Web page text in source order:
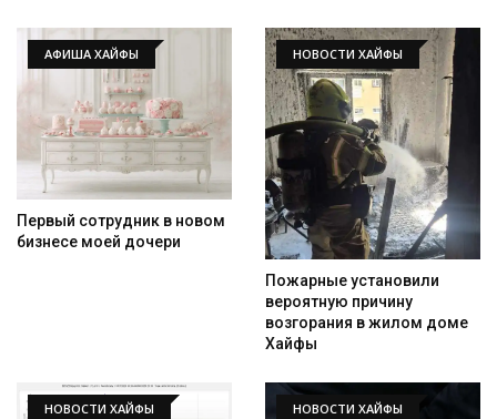
АФИША ХАЙФЫ
Первый сотрудник в новом
бизнесе моей дочери
НОВОСТИ ХАЙФЫ
Пожарные установили
вероятную причину
возгорания в жилом доме
Хайфы
НОВОСТИ ХАЙФЫ НОВОСТИ ХАЙФЫ